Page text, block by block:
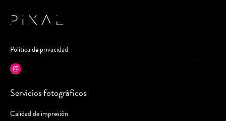
Política de privacidad
Instagram
Servicios fotográficos
Calidad de impresión